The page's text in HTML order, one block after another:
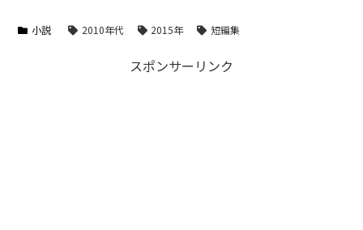
小説 2010年代 2015年 短編集
スポンサーリンク